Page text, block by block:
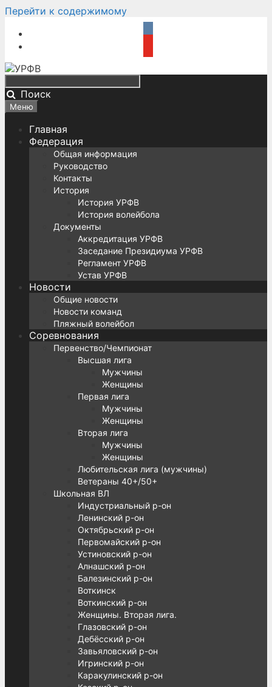
Перейти к содержимому
Поиск
Меню
Главная
Федерация
Общая информация
Руководство
Контакты
История
История УРФВ
История волейбола
Документы
Аккредитация УРФВ
Заседание Президиума УРФВ
Регламент УРФВ
Устав УРФВ
Новости
Общие новости
Новости команд
Пляжный волейбол
Соревнования
Первенство/Чемпионат
Высшая лига
Мужчины
Женщины
Первая лига
Мужчины
Женщины
Вторая лига
Мужчины
Женщины
Любительская лига (мужчины)
Ветераны 40+/50+
Школьная ВЛ
Индустриальный р-он
Ленинский р-он
Октябрьский р-он
Первомайский р-он
Устиновский р-он
Алнашский р-он
Балезинский р-он
Воткинск
Воткинский р-он
Женщины. Вторая лига.
Глазовский р-он
Дебёсский р-он
Завьяловский р-он
Игринский р-он
Каракулинский р-он